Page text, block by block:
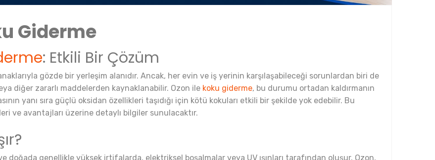
Giderme
: Etkili Bir Çözüm
gözde bir yerleşim alanıdır. Ancak, her evin ve iş yerinin karşılaşabileceği sorunlardan biri de
diğer zararlı maddelerden kaynaklanabilir. Ozon ile koku giderme, bu durumu ortadan kaldırmanın
yanı sıra güçlü oksidan özellikleri taşıdığı için kötü kokuları etkili bir şekilde yok edebilir. Bu
ve avantajları üzerine detaylı bilgiler sunulacaktır.
doğada genellikle yüksek irtifalarda, elektriksel boşalmalar veya UV ışınları tarafından oluşur. Ozon,